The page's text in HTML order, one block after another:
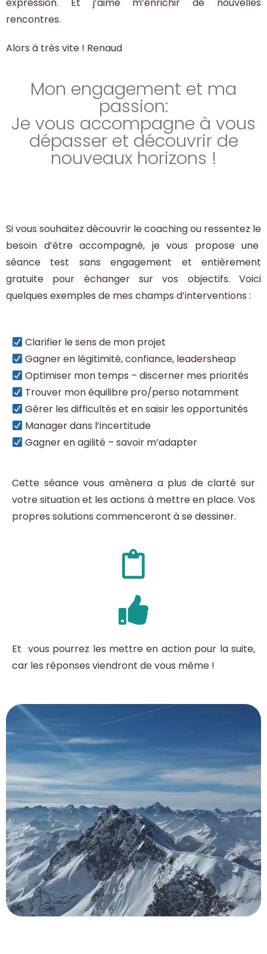
expression. Et j’aime m’enrichir de nouvelles
rencontres.
Alors à très vite ! Renaud
Mon engagement et ma
passion:
Je vous accompagne à vous
dépasser et découvrir de
nouveaux horizons !
Si vous souhaitez découvrir le coaching ou ressentez le
besoin d’être accompagné, je vous propose une
séance test sans engagement et entièrement
gratuite pour échanger sur vos objectifs. Voici
quelques exemples de mes champs d’interventions :
Clarifier le sens de mon projet
Gagner en légitimité, confiance, leadersheap
Optimiser mon temps – discerner mes priorités
Trouver mon équilibre pro/perso notamment
Gérer les difficultés et en saisir les opportunités
Manager dans l’incertitude
Gagner en agilité – savoir m’adapter
Cette séance vous amènera a plus de clarté sur
votre situation et les actions à mettre en place. Vos
propres solutions commenceront à se dessiner.
Et vous pourrez les mettre en action pour la suite,
car les réponses viendront de vous même !